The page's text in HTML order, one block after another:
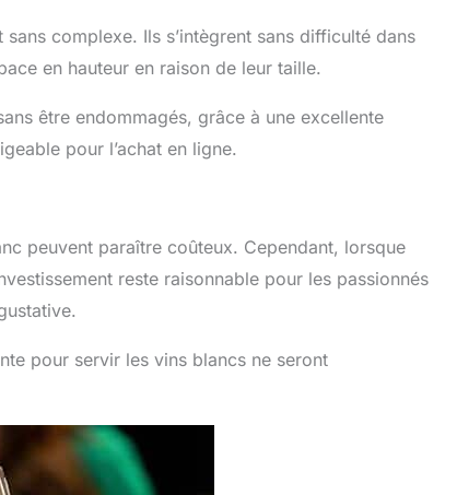
complexe. Ils s’intègrent sans difficulté dans
en hauteur en raison de leur taille.
être endommagés, grâce à une excellente
pour l’achat en ligne.
peuvent paraître coûteux. Cependant, lorsque
reste raisonnable pour les passionnés
pour servir les vins blancs ne seront